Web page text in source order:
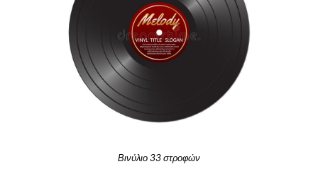
Βινύλιο 33 στροφών